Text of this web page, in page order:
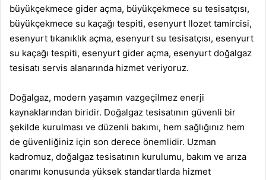
büyükçekmece gider açma, büyükçekmece su tesisatçısı,
büyükçekmece su kaçağı tespiti, esenyurt llozet tamircisi,
esenyurt tıkanıklık açma, esenyurt su tesisatçısı, esenyurt
su kaçağı tespiti, esenyurt gider açma, esenyurt doğalgaz
tesisatı servis alanarında hizmet veriyoruz.
Doğalgaz, modern yaşamın vazgeçilmez enerji
kaynaklarından biridir. Doğalgaz tesisatının güvenli bir
şekilde kurulması ve düzenli bakımı, hem sağlığınız hem
de güvenliğiniz için son derece önemlidir. Uzman
kadromuz, doğalgaz tesisatının kurulumu, bakım ve arıza
onarımı konusunda yüksek standartlarda hizmet